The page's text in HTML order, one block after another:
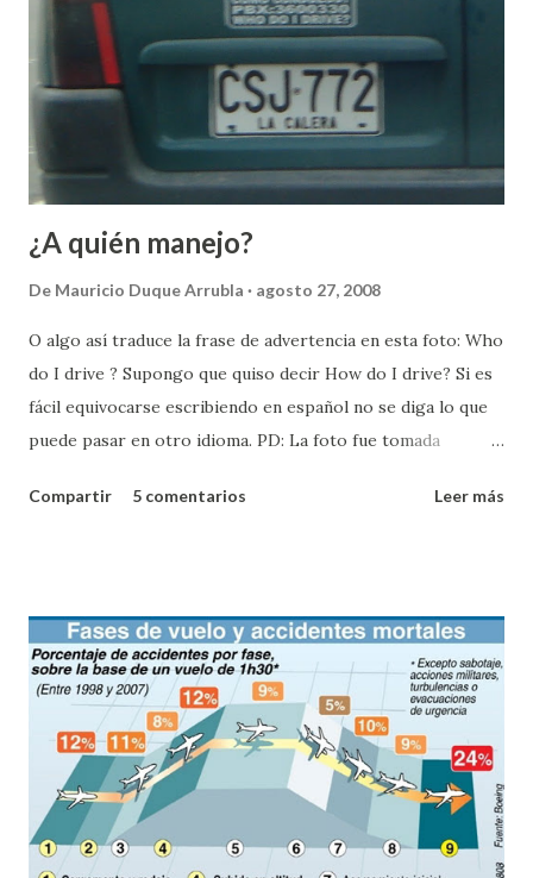
¿A quién manejo?
De Mauricio Duque Arrubla agosto 27, 2008
O algo así traduce la frase de advertencia en esta foto: Who
do I drive ? Supongo que quiso decir How do I drive? Si es
fácil equivocarse escribiendo en español no se diga lo que
puede pasar en otro idioma. PD: La foto fue tomada
no alcancé a tomar la foto antes de que arrancáramos.
Compartir 5 comentarios Leer más